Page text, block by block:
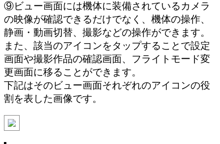
⑨ビュー画面には機体に装備されているカメラ
の映像が確認できるだけでなく、機体の操作、
静画・動画切替、撮影などの操作ができます。
また、該当のアイコンをタップすることで設定
画面や撮影作品の確認画面、フライトモード変
更画面に移ることができます。
下記はそのビュー画面それぞれのアイコンの役
割を表した画像です。